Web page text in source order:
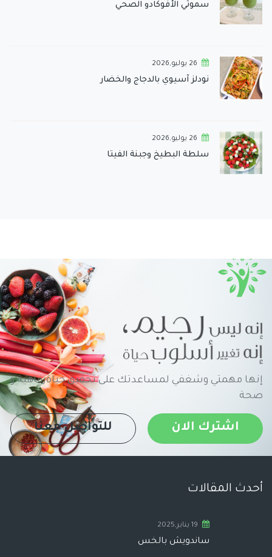
سموثي الأفوكادو الصحي
26 يوليو,2026
نودلز آسيوي بالدجاج والخضار
26 يوليو,2026
سلطة البطيخ وجبنة الفيتا
إنها مهمتي وشغفي لمساعدتك على تحقيق حياةرفاهية و
صحة
اشترك الان للتواصل معنا
أحدث المقالات
19 يناير,2025
ساندويش بالخس